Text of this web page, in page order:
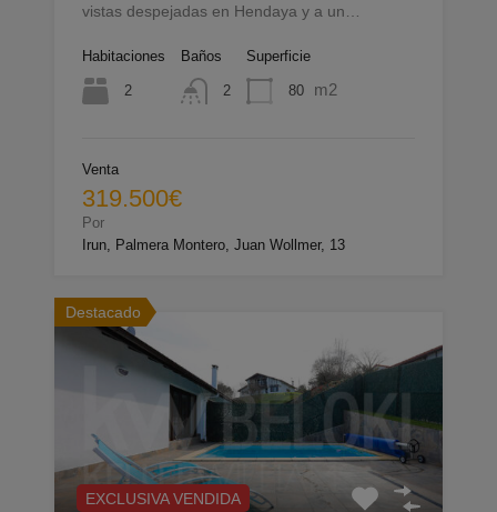
vistas despejadas en Hendaya y a un…
Habitaciones
2
Baños
2
Superficie
80 m2
Venta
319.500€
Por
Irun, Palmera Montero, Juan Wollmer, 13
Destacado
EXCLUSIVA VENDIDA